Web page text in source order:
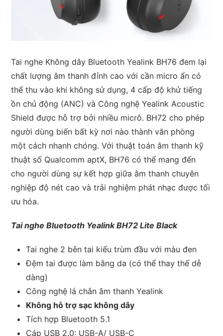
Tai nghe Không dây Bluetooth Yealink BH76 đem lại
chất lượng âm thanh đỉnh cao với cần micro ẩn có
thể thu vào khi không sử dụng, 4 cấp độ khử tiếng
ồn chủ động (ANC) và Công nghệ Yealink Acoustic
Shield được hỗ trợ bởi nhiều micrô. BH72 cho phép
người dùng biến bất kỳ nơi nào thành văn phòng
một cách nhanh chóng. Với thuật toán âm thanh kỹ
thuật số Qualcomm aptX, BH76 có thể mang đến
cho người dùng sự kết hợp giữa âm thanh chuyên
nghiệp độ nét cao và trải nghiệm phát nhạc được tối
ưu hóa.
Tai nghe Bluetooth Yealink BH72 Lite Black
Tai nghe 2 bên tai kiểu trùm đầu với màu đen
Đệm tai được làm bằng da (có thể thay thế dễ
dàng)
Công nghệ lá chắn âm thanh Yealink
Không hỗ trợ sạc không dây
Tích hợp Bluetooth 5.1
Cáp USB 2.0: USB-A/ USB-C